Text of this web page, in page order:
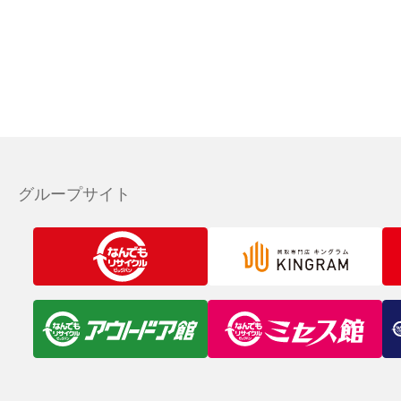
グループサイト